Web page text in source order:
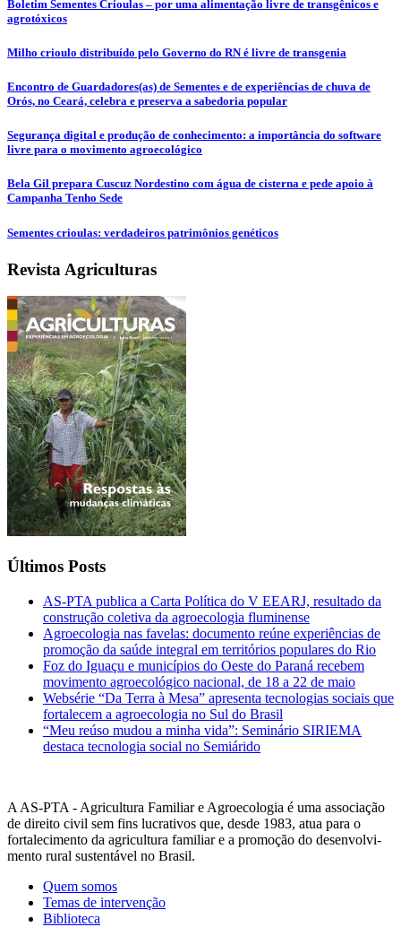
Boletim Sementes Crioulas – por uma alimentação livre de transgênicos e
agrotóxicos
Milho crioulo distribuído pelo Governo do RN é livre de transgenia
Encontro de Guardadores(as) de Sementes e de experiências de chuva de
Orós, no Ceará, celebra e preserva a sabedoria popular
Segurança digital e produção de conhecimento: a importância do software
livre para o movimento agroecológico
Bela Gil prepara Cuscuz Nordestino com água de cisterna e pede apoio à
Campanha Tenho Sede
Sementes crioulas: verdadeiros patrimônios genéticos
Revista Agriculturas
Últimos Posts
AS-PTA publica a Carta Política do V EEARJ, resultado da
construção coletiva da agroecologia fluminense
Agroecologia nas favelas: documento reúne experiências de
promoção da saúde integral em territórios populares do Rio
Foz do Iguaçu e municípios do Oeste do Paraná recebem
movimento agroecológico nacional, de 18 a 22 de maio
Websérie “Da Terra à Mesa” apresenta tecnologias sociais que
fortalecem a agroecologia no Sul do Brasil
“Meu reúso mudou a minha vida”: Seminário SIRIEMA
destaca tecnologia social no Semiárido
A AS-PTA - Agricultura Familiar e Agro­ecologia é uma associação
de direito civil sem fins lucrativos que, desde 1983, atua para o
fortalecimento da agricultura familiar e a promoção do desenvolvi­
mento rural sustentável no Brasil.
Quem somos
Temas de intervenção
Biblioteca